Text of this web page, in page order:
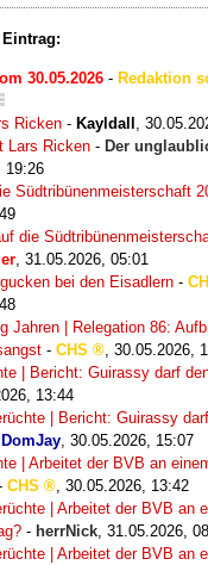
30.05.2026 - Redaktion
Ricken - Kayldall ,
Lars Ricken - Der
19:26
Südtribünenmeisterschaft
die
, 31.05.2026, 05:01
bei den Eisadlern -
Jahren | Relegation 86:
- CHS , 30.05.2026,
| Bericht: Guirassy darf
13:44
| Bericht: Guirassy
DomJay, 30.05.2026, 15:07
| Arbeitet der BVB an
CHS , 30.05.2026, 13:42
| Arbeitet der BVB an
- herrNick, 31.05.2026,
| Arbeitet der BVB an